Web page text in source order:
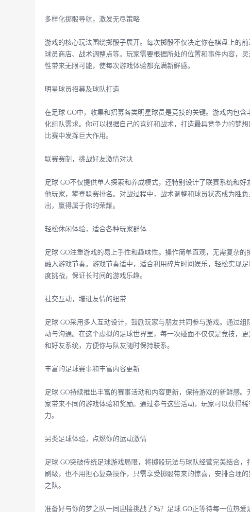
多样化掷骰导航，激发无尽策略
游戏的核心玩法围绕掷骰子展开。每次掷骰不仅决定你在棋盘上的
球员商店、战术调整点等。玩家需要根据所处的位置和事件内容，
性带来无限可能，使每次游戏体验都充满新鲜感。
明星球员招募及球队打造
在足球 GO中，收集和招募各类明星球员是竞技的关键。游戏内包
化组队需求。你可以根据自己的喜好和战术，打造最具竞争力的梦
比赛中发挥巨大作用。
联赛赛制，挑战好友激情对决
足球 GO不仅提供单人探索和养成模式，还特别设计了联赛系统和
他玩家，攀登联赛排名。对战过程中，战术调整和球员状态成为胜
出，赢得属于你的荣耀。
轻松休闲体验，适合各种玩家群体
足球 GO注重游戏的易上手性和趣味性。操作简单直观，无需复杂
融入游戏节奏。游戏节奏适中，适合利用碎片时间娱乐，轻松实现
度挑战，保证长时间的游戏乐趣。
社交互动，增进友情的纽带
足球 GO采用多人互动设计，鼓励玩家与朋友共同参与游戏。通过
动与沟通。在这个虚拟的足球世界里，每一次碰面不仅仅是竞技，
和好友系统，方便你与队友随时保持联系。
丰富的足球赛事和丰富内容更新
足球 GO持续推出丰富的赛事活动和内容更新，保持游戏的新鲜感
家带来不同的游戏体验和奖励。通过参与这些活动，玩家可以获得
力。
另类足球体验，点燃你的运动激情
足球 GO突破传统足球游戏局限，将掷骰玩法与球队经营完美结合
刷级，也不用担心复杂操作，只需享受掷骰带来的惊喜，安排合理
之队。
准备好与你的梦之队一同迎接挑战了吗？足球 GO正等待每一位热爱